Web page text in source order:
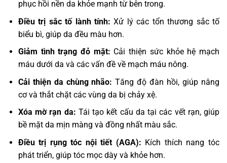
phục hồi nền da khỏe mạnh từ bên trong.
Điều trị sắc tố lành tính: Xử lý các tổn thương sắc tố
biểu bì, giúp da đều màu hơn.
Giảm tình trạng đỏ mặt: Cải thiện sức khỏe hệ mạch
máu dưới da và các vấn đề về mạch máu nông.
Cải thiện da chùng nhão:Tăng độ đàn hồi, giúp nâng
cơ và thắt chặt các vùng da bị chảy xệ.
Xóa mờ rạn da: Tái tạo kết cấu da tại các vết rạn, giúp
bề mặt da mịn màng và đồng nhất màu sắc.
Điều trị rụng tóc nội tiết (AGA): Kích thích nang tóc
phát triển, giúp tóc mọc dày và khỏe hơn.